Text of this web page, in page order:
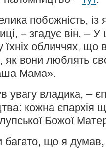
побожність,
– згадує він. –
їхніх обличчях,
як вони люблять
Мама».
владика, –
кожна єпархія
Божої
що я думав,